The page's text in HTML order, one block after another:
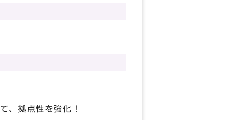
、拠点性を強化！